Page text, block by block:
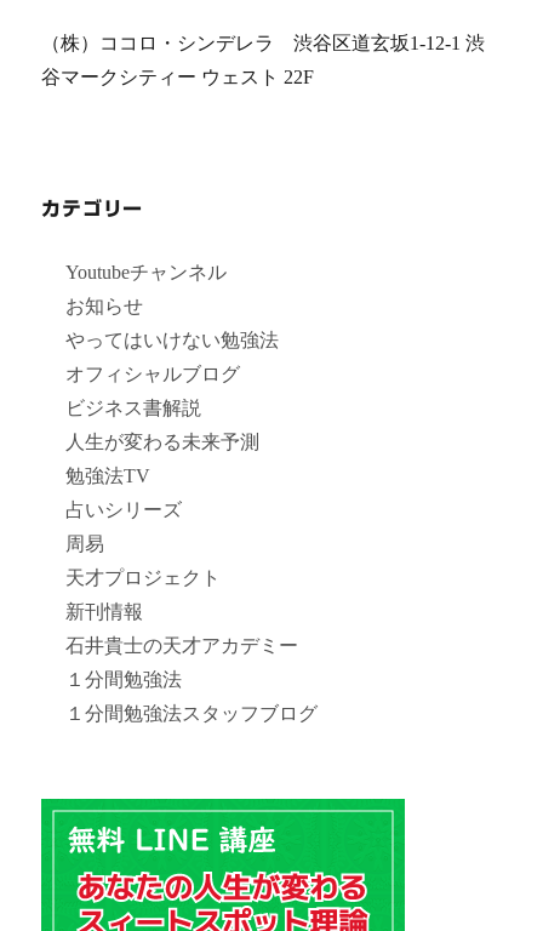
（株）ココロ・シンデレラ 渋谷区道玄坂1-12-1 渋
谷マークシティー ウェスト 22F
カテゴリー
Youtubeチャンネル
お知らせ
やってはいけない勉強法
オフィシャルブログ
ビジネス書解説
人生が変わる未来予測
勉強法TV
占いシリーズ
周易
天才プロジェクト
新刊情報
石井貴士の天才アカデミー
１分間勉強法
１分間勉強法スタッフブログ